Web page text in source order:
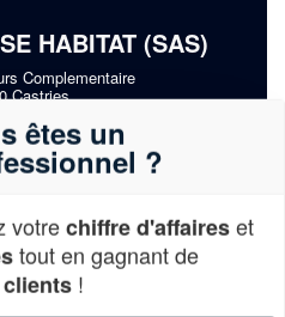
HABITAT (SAS)
Complementaire
Castries
proche de
êtes un
?
votrechiffre d'affaireset
tout en gagnant de
!